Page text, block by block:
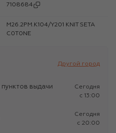
7108684
M26.2PM.K104/Y201 KNIT SETA
C0T0NE
Другой город
выдачи
Сегодня
c 13:00
Сегодня
c 20:00